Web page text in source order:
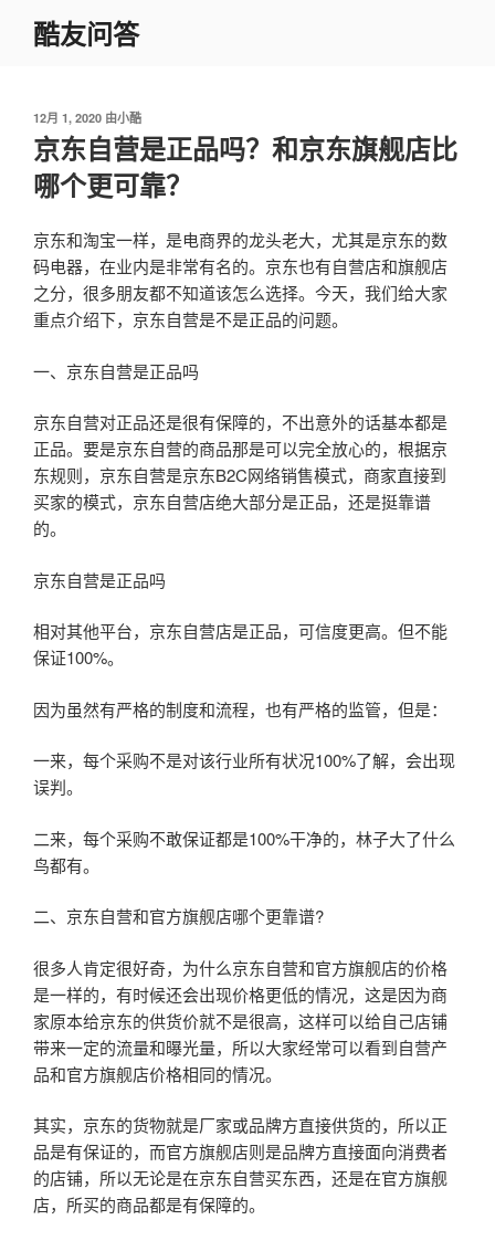
酷友问答
发
布
于
12月 1, 2020 由小酷
京东自营是正品吗？和京东旗舰店比
哪个更可靠？
京东和淘宝一样，是电商界的龙头老大，尤其是京东的数
码电器，在业内是非常有名的。京东也有自营店和旗舰店
之分，很多朋友都不知道该怎么选择。今天，我们给大家
重点介绍下，京东自营是不是正品的问题。
一、京东自营是正品吗
京东自营对正品还是很有保障的，不出意外的话基本都是
正品。要是京东自营的商品那是可以完全放心的，根据京
东规则，京东自营是京东B2C网络销售模式，商家直接到
买家的模式，京东自营店绝大部分是正品，还是挺靠谱
的。
京东自营是正品吗
相对其他平台，京东自营店是正品，可信度更高。但不能
保证100%。
因为虽然有严格的制度和流程，也有严格的监管，但是：
一来，每个采购不是对该行业所有状况100%了解，会出现
误判。
二来，每个采购不敢保证都是100%干净的，林子大了什么
鸟都有。
二、京东自营和官方旗舰店哪个更靠谱?
很多人肯定很好奇，为什么京东自营和官方旗舰店的价格
是一样的，有时候还会出现价格更低的情况，这是因为商
家原本给京东的供货价就不是很高，这样可以给自己店铺
带来一定的流量和曝光量，所以大家经常可以看到自营产
品和官方旗舰店价格相同的情况。
其实，京东的货物就是厂家或品牌方直接供货的，所以正
品是有保证的，而官方旗舰店则是品牌方直接面向消费者
的店铺，所以无论是在京东自营买东西，还是在官方旗舰
店，所买的商品都是有保障的。